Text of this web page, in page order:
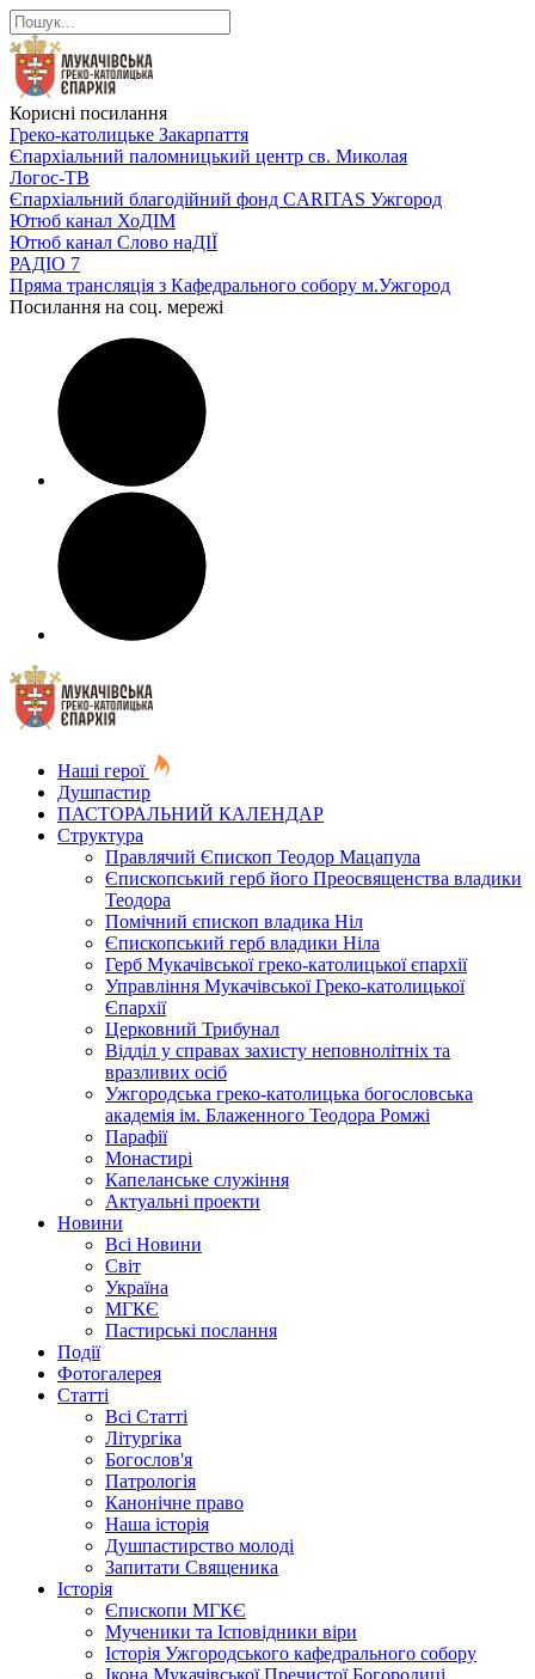
Корисні посилання
Греко-католицьке Закарпаття
Єпархіальний паломницький центр св. Миколая
Логос-ТВ
Єпархіальний благодійний фонд CARITAS Ужгород
Ютюб канал ХоДІМ
Ютюб канал Слово наДІЇ
РАДІО 7
Пряма трансляція з Кафедрального собору м.Ужгород
Посилання на соц. мережі
Наші герої
Душпастир
ПАСТОРАЛЬНИЙ КАЛЕНДАР
Структура
Правлячий Єпископ Теодор Мацапула
Єпископський герб його Преосвященства владики
Теодора
Помічний єпископ владика Ніл
Єпископський герб владики Ніла
Герб Мукачівської греко-католицької єпархії
Управління Мукачівської Греко-католицької
Єпархії
Церковний Трибунал
Відділ у справах захисту неповнолітніх та
вразливих осіб
Ужгородська греко-католицька богословська
академія ім. Блаженного Теодора Ромжі
Парафії
Монастирі
Капеланське служіння
Актуальні проекти
Новини
Всі Новини
Світ
Україна
МГКЄ
Пастирські послання
Події
Фотогалерея
Статті
Всі Статті
Літургіка
Богослов'я
Патрологія
Канонічне право
Наша історія
Душпастирство молоді
Запитати Священика
Історія
Єпископи МГКЄ
Мученики та Ісповідники віри
Історія Ужгородського кафедрального собору
Ікона Мукачівської Пречистої Богородиці